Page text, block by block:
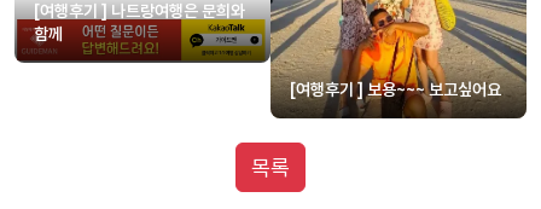
[여행후기 ] 나트랑여행은 문희와
함께
[여행후기 ] 보용~~~ 보고싶어요
목록